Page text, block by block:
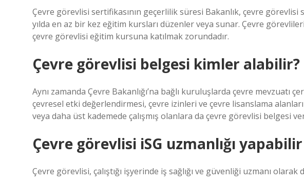
Çevre görevlisi sertifikasının geçerlilik süresi Bakanlık, çevre
yılda en az bir kez eğitim kursları düzenler veya sunar. Çevre
çevre görevlisi eğitim kursuna katılmak zorundadır.
Çevre görevlisi belgesi kimler alabilir?
Aynı zamanda Çevre Bakanlığı’na bağlı kuruluşlarda çevre mevzuatı
çevresel etki değerlendirmesi, çevre izinleri ve çevre lisanslama
veya daha üst kademede çalışmış olanlara da çevre görevlisi belgesi
Çevre görevlisi iSG uzmanlığı
Çevre görevlisi, çalıştığı işyerinde iş sağlığı ve güvenliği uzmanı